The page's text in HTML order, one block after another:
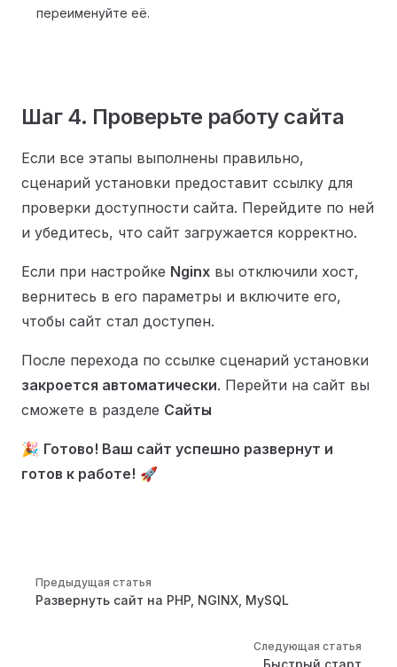
переименуйте её.
Шаг 4. Проверьте работу сайта
Если все этапы выполнены правильно,
сценарий установки предоставит ссылку для
проверки доступности сайта. Перейдите по ней
и убедитесь, что сайт загружается корректно.
Если при настройке Nginx вы отключили хост,
вернитесь в его параметры и включите его,
чтобы сайт стал доступен.
После перехода по ссылке сценарий установки
закроется автоматически. Перейти на сайт вы
сможете в разделе Сайты
🎉 Готово! Ваш сайт успешно развернут и
готов к работе! 🚀
Pager
Предыдущая статья
Развернуть сайт на PHP, NGINX, MySQL
Следующая статья
Быстрый старт